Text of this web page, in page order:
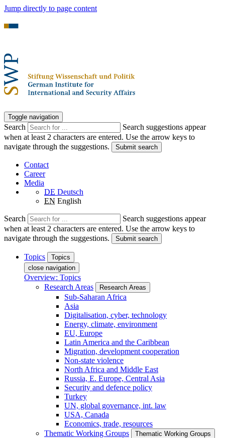
Jump directly to page content
Toggle navigation
Search
Search suggestions appear
when at least 2 characters are entered. Use the arrow keys to
navigate through the suggestions.
Submit search
Contact
Career
Media
DE Deutsch
EN English
Search
Search suggestions appear
when at least 2 characters are entered. Use the arrow keys to
navigate through the suggestions.
Submit search
Topics
Topics
close navigation
Overview: Topics
Research Areas
Research Areas
Sub-Saharan Africa
Asia
Digitalisation, cyber, technology
Energy, climate, environment
EU, Europe
Latin America and the Caribbean
Migration, development cooperation
Non-state violence
North Africa and Middle East
Russia, E. Europe, Central Asia
Security and defence policy
Turkey
UN, global governance, int. law
USA, Canada
Economics, trade, resources
Thematic Working Groups
Thematic Working Groups